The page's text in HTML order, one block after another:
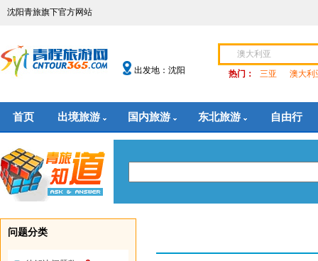
沈阳青旅旗下官方网站
出发地：沈阳 热门： 三亚 澳大利
首页 出境旅游 国内旅游 东北旅游 自由行
问题分类